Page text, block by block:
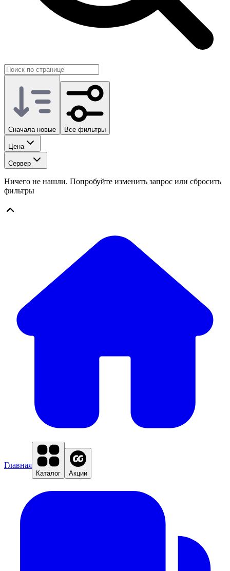
Сначала новые Все фильтры
Цена
Сервер
Ничего не нашли. Попробуйте изменить запрос или сбросить
фильтры
Главная
Каталог Акции